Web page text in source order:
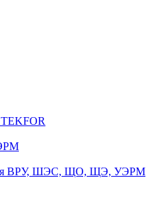
ВРУ, ШЭС, ЩО, ЩЭ, УЭРМ